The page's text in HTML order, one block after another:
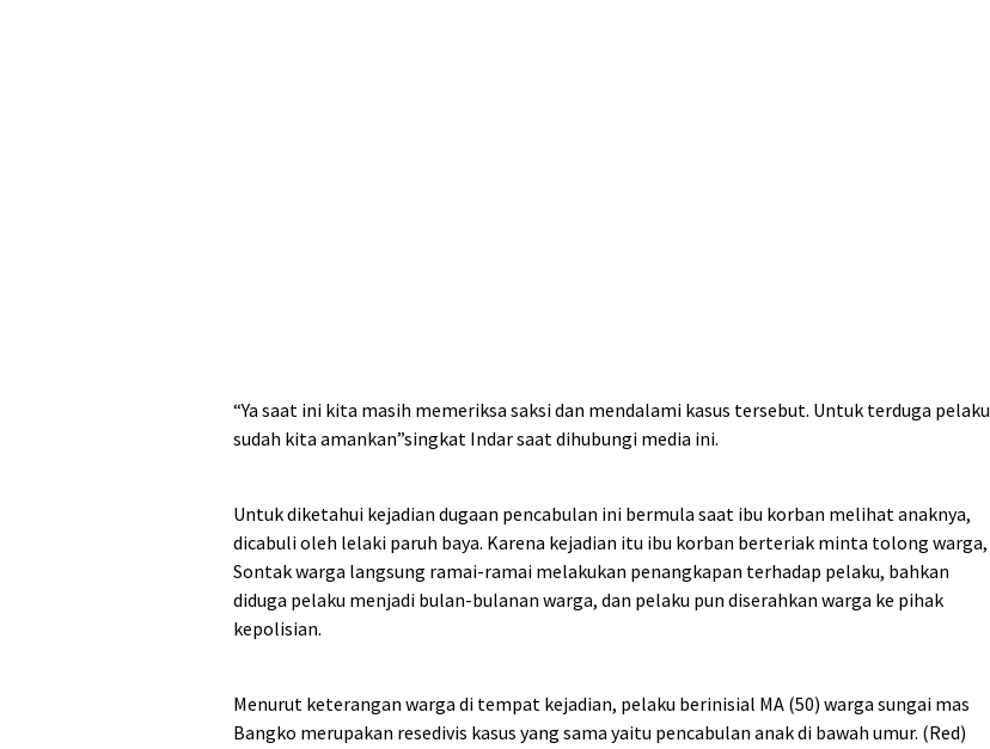
“Ya saat ini kita masih memeriksa saksi dan mendalami kasus tersebut. Untuk terduga pelaku
sudah kita amankan”singkat Indar saat dihubungi media ini.
Untuk diketahui kejadian dugaan pencabulan ini bermula saat ibu korban melihat anaknya,
dicabuli oleh lelaki paruh baya. Karena kejadian itu ibu korban berteriak minta tolong warga,
Sontak warga langsung ramai-ramai melakukan penangkapan terhadap pelaku, bahkan
diduga pelaku menjadi bulan-bulanan warga, dan pelaku pun diserahkan warga ke pihak
kepolisian.
Menurut keterangan warga di tempat kejadian, pelaku berinisial MA (50) warga sungai mas
Bangko merupakan resedivis kasus yang sama yaitu pencabulan anak di bawah umur. (Red)